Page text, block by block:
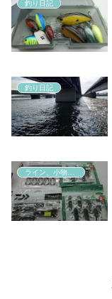
釣り日記
釣り日記